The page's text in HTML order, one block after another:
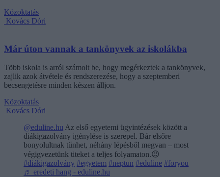
Közoktatás
Kovács Dóri
Már úton vannak a tankönyvek az iskolákba
Több iskola is arról számolt be, hogy megérkeztek a tankönyvek,
zajlik azok átvétele és rendszerezése, hogy a szeptemberi
becsengetésre minden készen álljon.
Közoktatás
Kovács Dóri
@eduline.hu Az első egyetemi ügyintézések között a
diákigazolvány igénylése is szerepel. Bár elsőre
bonyolultnak tűnhet, néhány lépésből megvan – most
végigvezetünk titeket a teljes folyamaton.😉
#diákigazolvány #egyetem #neptun #eduline #foryou
♬ eredeti hang - eduline.hu